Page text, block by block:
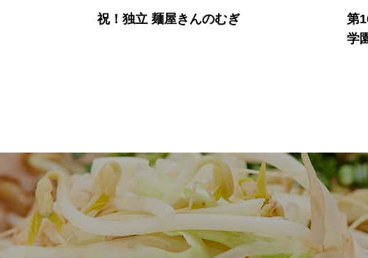
祝！独立 麺屋きんのむぎ
第
学